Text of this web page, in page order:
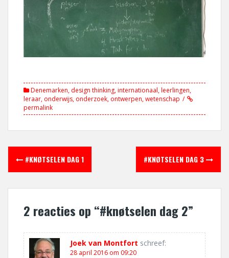
Denemarken, design thinking,internationaal,leerlingen,
leraar, onderwijs, onderzoek, ontwerpen,wetenschap
permalink
Berichtnavigatie
#KNØTSELEN DAG 1 #KNØTSELEN DAG 3
2 reacties op “#knøtselen dag 2”
Joek van Montfort schreef:
28 april 2016 om 09:20